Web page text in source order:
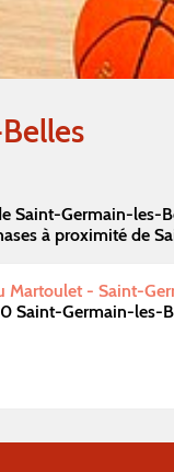
Saint-Germain-les-
à proximité de
Martoulet - Saint-
Saint-Germain-les-